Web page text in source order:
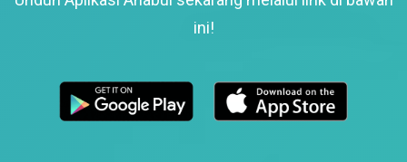
ini!